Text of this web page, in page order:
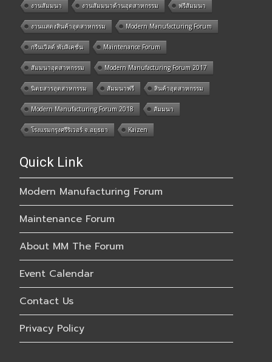
งานสัมมนา งานสัมมนาด้านอุตสาหกรรม ฟรีสัมมนา
งานแสดงสินค้าอุตสาหกรรม Modern Manufacturing Forum
กรีนเวิลด์ พับลิเคชั่น Maintenance Forum
สัมมนาอุตสาหกรรม Modern Manufacturing Forum 2017
นิตยสารอุตสาหกรรม สัมมนาฟรี สินค้าอุตสาหกรรม
Modern Manufacturing Forum 2018 สัมมนา
โรงแรมกรุงศรีริเวอร์ จ.อยุธยา Kaizen
Quick Link
Modern Manufacturing Forum
Maintenance Forum
About MM The Forum
Event Calendar
Contact Us
Privacy Policy